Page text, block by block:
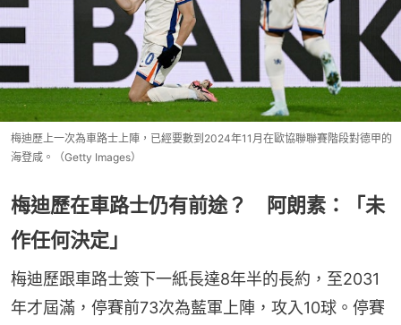
梅迪歷上一次為車路士上陣，已經要數到2024年11月在歐協聯聯賽階段對德甲的
海登咸。（Getty Images）
梅迪歷在車路士仍有前途？ 阿朗素：「未
作任何決定」
梅迪歷跟車路士簽下一紙長達8年半的長約，至2031
年才屆滿，停賽前73次為藍軍上陣，攻入10球。停賽